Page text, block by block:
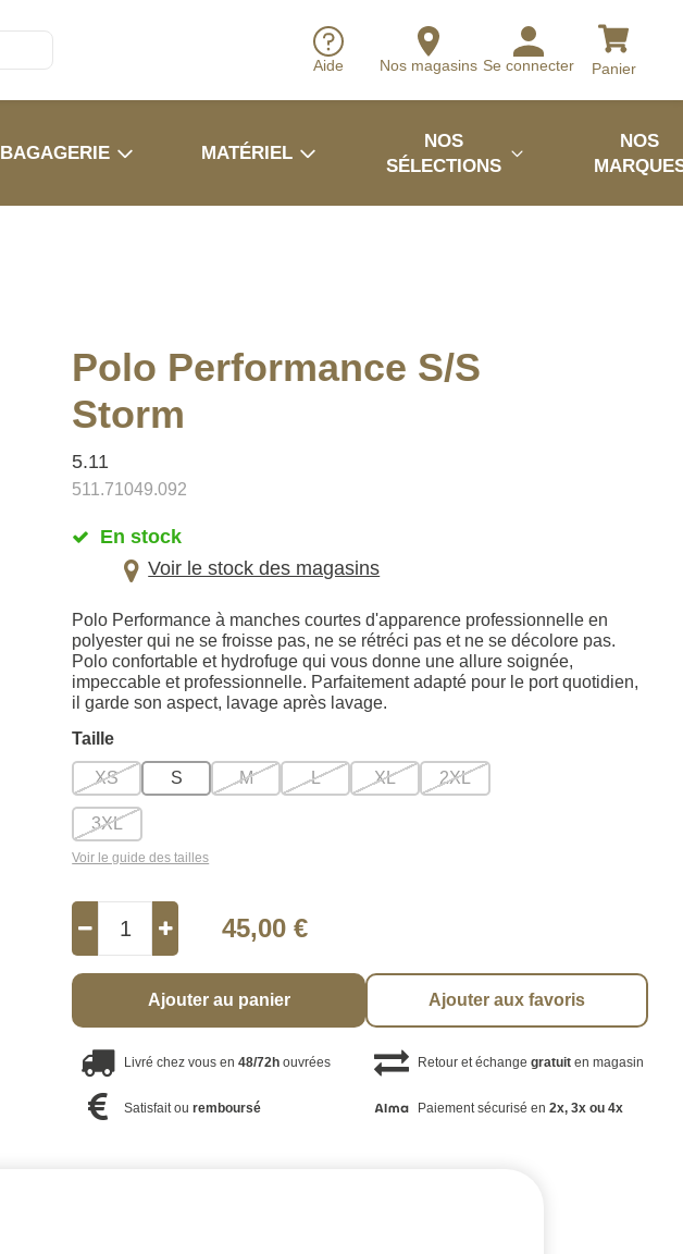
Aide Nos magasins Se connecter Panier
BAGAGERIE MATÉRIEL
NOS
SÉLECTIONS
NOS
Polo Performance S/S
Storm
5.11
511.71049.092
En stock
Voir le stock des magasins
Polo Performance à manches courtes d'apparence professionnelle en
polyester qui ne se froisse pas, ne se rétréci pas et ne se décolore pas.
Polo confortable et hydrofuge qui vous donne une allure soignée,
impeccable et professionnelle. Parfaitement adapté pour le port quotidien,
il garde son aspect, lavage après lavage.
Taille
XS S M L XL 2XL
3XL
Voir le guide des tailles
45,00 €
Ajouter au panier Ajouter aux favoris
Livré chez vous en48/72h ouvrées Retour et échange gratuiten magasin
Satisfait ouremboursé Paiement sécurisé en 2x, 3x ou 4x